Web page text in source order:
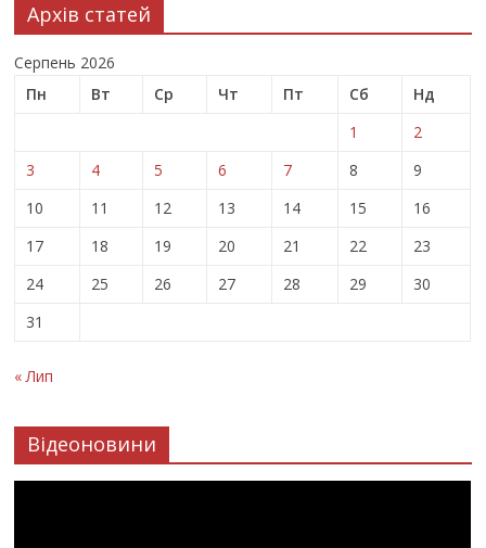
Архів статей
Серпень 2026
Пн
Вт Ср Чт Пт Сб
Нд
1
2
3
4 5 6 7 8
9
10
11 12 13 14 15
16
17
18 19 20 21 22
23
24
25 26 27 28 29
30
31
« Лип
Відеоновини